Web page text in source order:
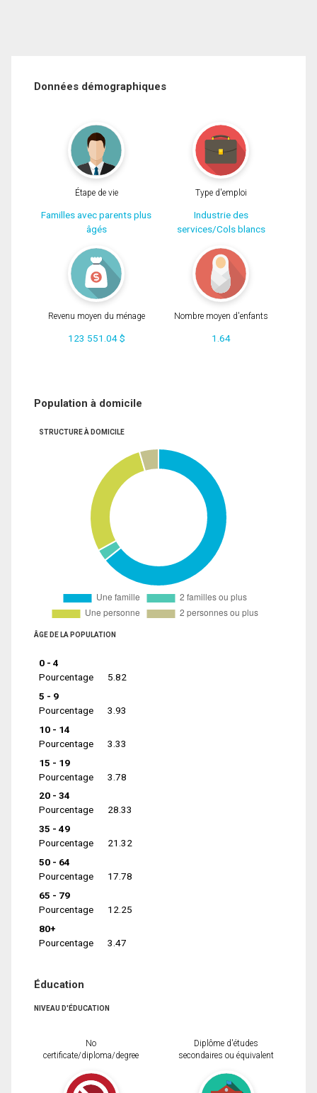
Données démographiques
Étape de vie
Familles avec parents plus
âgés
Type d'emploi
Industrie des
services/Cols blancs
Revenu moyen du ménage
123 551.04 $
Nombre moyen d'enfants
1.64
Population à domicile
STRUCTURE À DOMICILE
ÂGE DE LA POPULATION
0 - 4
Pourcentage
5.82
5 - 9
Pourcentage
3.93
10 - 14
Pourcentage
3.33
15 - 19
Pourcentage
3.78
20 - 34
Pourcentage
28.33
35 - 49
Pourcentage
21.32
50 - 64
Pourcentage
17.78
65 - 79
Pourcentage
12.25
80+
Pourcentage
3.47
Éducation
NIVEAU D'ÉDUCATION
No
certificate/diploma/degree
Diplôme d'études
secondaires ou équivalent